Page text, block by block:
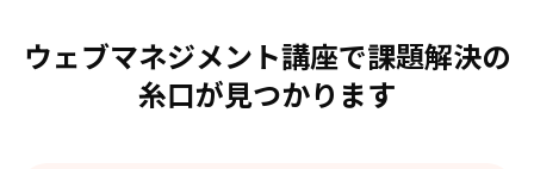
ウェブマネジメント講座で課題解決の
糸口が見つかります